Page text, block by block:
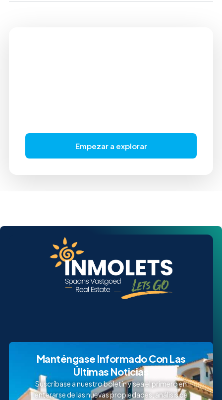
Empezar a explorar
Manténgase Informado Con Las
Últimas Noticias
Suscríbase a nuestro boletín y sea el primero en
enterarse de las nuevas propiedades, análisis de